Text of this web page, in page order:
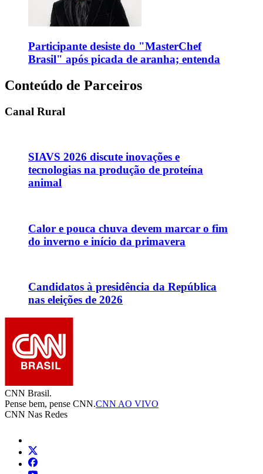
Participante desiste do "MasterChef
Brasil" após picada de aranha; entenda
Conteúdo de Parceiros
Canal Rural
SIAVS 2026 discute inovações e
tecnologias na produção de proteína
animal
Calor e pouca chuva devem marcar o fim
do inverno e início da primavera
Candidatos à presidência da República
nas eleições de 2026
CNN Brasil.
Pense bem, pense CNN.CNN AO VIVO
CNN Nas Redes